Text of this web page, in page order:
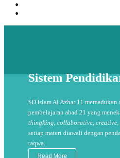
Sistem
SD Islam Al Azhar 11 memadukan
pembelajaran abad 21 yang
thingking, collaborative, creative,
setiap materi diawali dengan
taqwa.
Read More